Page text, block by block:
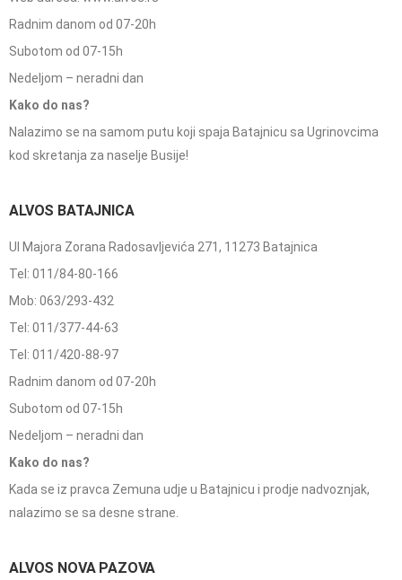
Radnim danom od 07-20h
Subotom od 07-15h
Nedeljom – neradni dan
Kako do nas?
Nalazimo se na samom putu koji spaja Batajnicu sa Ugrinovcima
kod skretanja za naselje Busije!
ALVOS BATAJNICA
Ul Majora Zorana Radosavljevića 271, 11273 Batajnica
Tel: 011/84-80-166
Mob: 063/293-432
Tel: 011/377-44-63
Tel: 011/420-88-97
Radnim danom od 07-20h
Subotom od 07-15h
Nedeljom – neradni dan
Kako do nas?
Kada se iz pravca Zemuna udje u Batajnicu i prodje nadvoznjak,
nalazimo se sa desne strane.
ALVOS NOVA PAZOVA